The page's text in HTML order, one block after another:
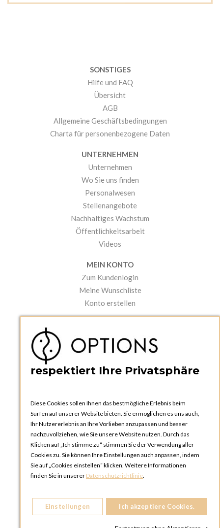
SONSTIGES
Hilfe und FAQ
Übersicht
AGB
Allgemeine Geschäftsbedingungen
Charta für personenbezogene Daten
UNTERNEHMEN
Unternehmen
Wo Sie uns finden
Personalwesen
Stellenangebote
Nachhaltiges Wachstum
Öffentlichkeitsarbeit
Videos
MEIN KONTO
Zum Kundenlogin
Meine Wunschliste
Konto erstellen
Kataloge und Bestellschein
Bedienungsanleitungen
OPTIONS ZÜRICH
Steinackerstrasse 55,
8302 Kloten
SCHWEIZ
OPTIONS GENF
respektiert Ihre Privatsphäre
Diese Cookies sollen Ihnen das bestmögliche Erlebnis beim
Surfen auf unserer Website bieten. Sie ermöglichen es uns auch,
Ihr Nutzererlebnis an Ihre Vorlieben anzupassen und besser
nachzuvollziehen, wie Sie unsere Website nutzen. Durch das
Klicken auf „Ich stimme zu“ stimmen Sie der Verwendung aller
Cookies zu. Sie können Ihre Einstellungen auch anpassen, indem
Sie auf „Cookies einstellen“ klicken. Weitere Informationen
finden Sie in unserer Datenschutzrichtlinie.
Einstellungen Ich akzeptiere Cookies.